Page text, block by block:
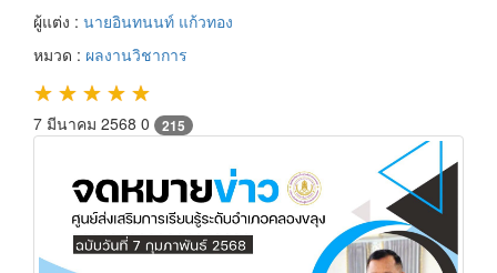
ผู้แต่ง : นายอินทนนท์ แก้วทอง
หมวด : ผลงานวิชาการ
★ ★ ★ ★ ★
7 มีนาคม 2568 0 215